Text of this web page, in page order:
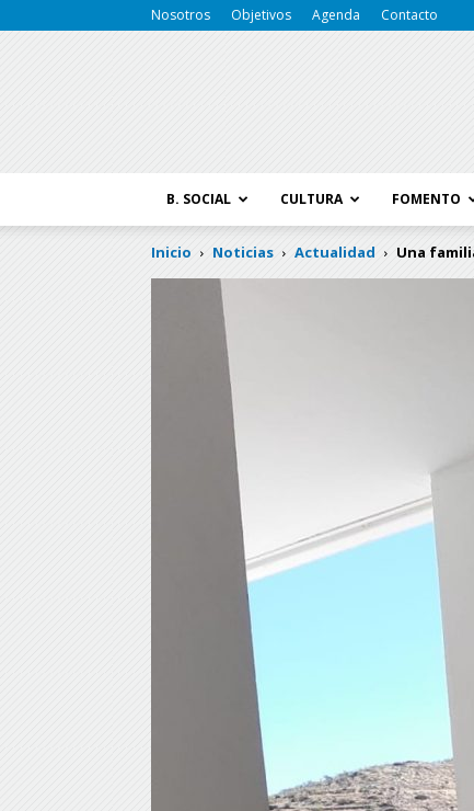
Nosotros Objetivos Agenda Contacto
B. SOCIAL CULTURA FOMENTO
Inicio Noticias Actualidad Una